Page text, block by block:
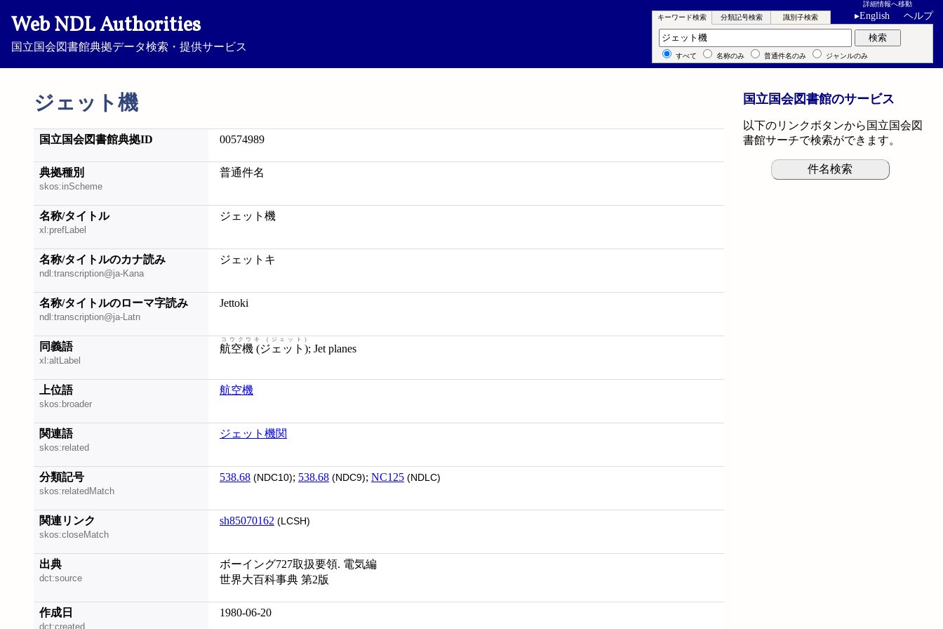
Web NDL Authorities
国立国会図書館典拠データ検索・提供サービス
詳細情報へ移動
▸English ヘルプ
ジェット機
キーワード検索 分類記号検索 識別子検索
キーワード検索 検索
すべて 名称のみ 普通件名のみ ジャンルのみ
国立国会図書館典拠ID 00574989
典拠種別
skos:inScheme
普通件名
名称/タイトル
xl:prefLabel
ジェット機
名称/タイトルのカナ読み
ndl:transcription@ja-Kana
ジェットキ
名称/タイトルのローマ字読み
ndl:transcription@ja-Latn
Jettoki
同義語
xl:altLabel
航空機 (ジェット)
コウクウキ (ジェット)
; Jet planes
上位語
skos:broader
航空機
関連語
skos:related
ジェット機関
分類記号
skos:relatedMatch
538.68 (NDC10); 538.68 (NDC9); NC125 (NDLC)
関連リンク
skos:closeMatch
sh85070162 (LCSH)
出典
dct:source
ボーイング727取扱要領. 電気編
世界大百科事典 第2版
作成日
dct:created
1980-06-20
国立国会図書館のサービス
以下のリンクボタンから国立国会図
書館サーチで検索ができます。
件名検索